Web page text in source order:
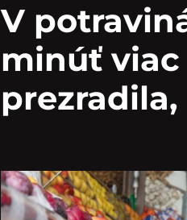
V
minúť viac